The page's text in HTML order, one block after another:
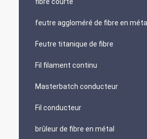
feutre aggloméré de fibre en métal
Feutre titanique de fibre
Fil filament continu
Masterbatch conducteur
Fil conducteur
brûleur de fibre en métal